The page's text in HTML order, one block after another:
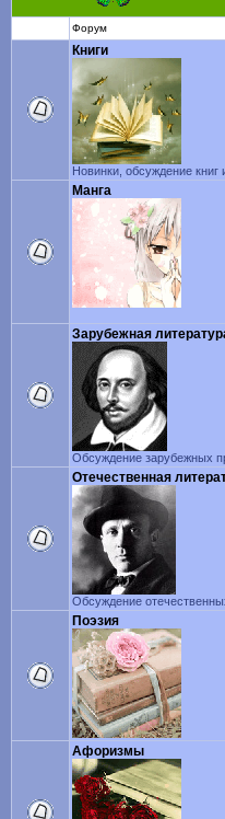
Форум
Книги
Новинки, обсуждение книг
Манга
Зарубежная
Обсуждение зарубежных
Отечественная
Обсуждение
Поэзия
Афоризмы